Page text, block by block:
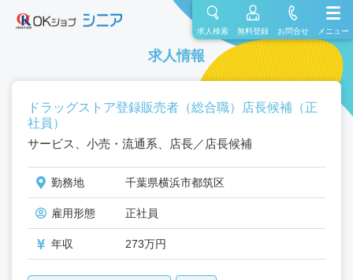
求人検索 無料登録 お問合せ メニュー
求人情報
ドラッグストア登録販売者（総合職）店長候補（正
社員）
サービス、小売・流通系、店長／店長候補
勤務地 千葉県横浜市都筑区
雇用形態 正社員
年収 273万円